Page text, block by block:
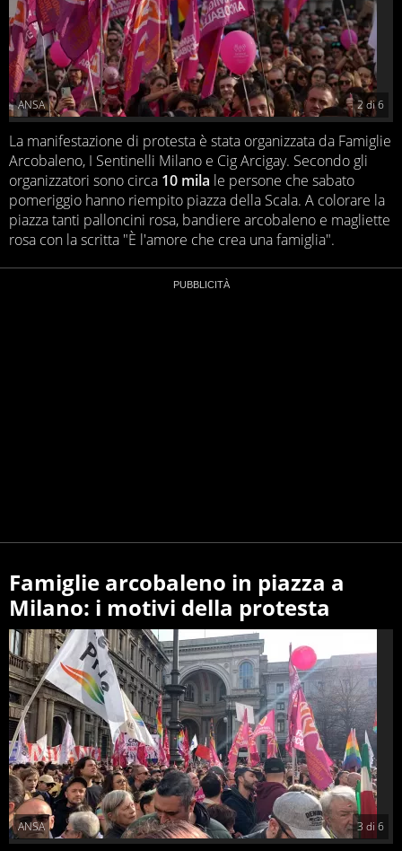
2 di6
ANSA
La manifestazione di protesta è stata organizzata da Famiglie
Arcobaleno, I Sentinelli Milano e Cig Arcigay. Secondo gli
organizzatori sono circa 10 mila le persone che sabato
pomeriggio hanno riempito piazza della Scala. A colorare la
piazza tanti palloncini rosa, bandiere arcobaleno e magliette
rosa con la scritta "È l'amore che crea una famiglia".
Famiglie arcobaleno in piazza a
Milano: i motivi della protesta
3 di 6
ANSA